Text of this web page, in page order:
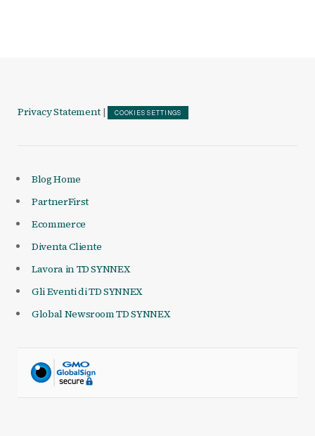
Privacy Statement | COOKIES SETTINGS
Blog Home
PartnerFirst
Ecommerce
Diventa Cliente
Lavora in TD SYNNEX
Gli Eventi di TD SYNNEX
Global Newsroom TD SYNNEX